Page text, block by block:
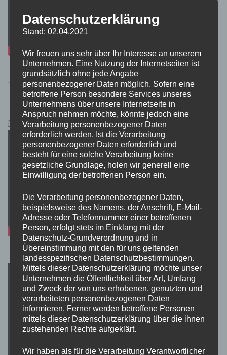
Pokémon Schwert und Schild Kauflink.>LINK<
Datenschutzerklärung
Stand: 02.04.2021
Wir freuen uns sehr über Ihr Interesse an unserem
Unternehmen. Eine Nutzung der Internetseiten ist
grundsätzlich ohne jede Angabe
personenbezogener Daten möglich. Sofern eine
betroffene Person besondere Services unseres
Unternehmens über unsere Internetseite in
Anspruch nehmen möchte, könnte jedoch eine
Verarbeitung personenbezogener Daten
erforderlich werden. Ist die Verarbeitung
personenbezogener Daten erforderlich und
besteht für eine solche Verarbeitung keine
gesetzliche Grundlage, holen wir generell eine
Einwilligung der betroffenen Person ein.
Die Verarbeitung personenbezogener Daten,
beispielsweise des Namens, der Anschrift, E-Mail-
Adresse oder Telefonnummer einer betroffenen
Person, erfolgt stets im Einklang mit der
Datenschutz-Grundverordnung und in
Übereinstimmung mit den für uns geltenden
landesspezifischen Datenschutzbestimmungen.
Mittels dieser Datenschutzerklärung möchte unser
Unternehmen die Öffentlichkeit über Art, Umfang
und Zweck der von uns erhobenen, genutzten und
verarbeiteten personenbezogenen Daten
informieren. Ferner werden betroffene Personen
mittels dieser Datenschutzerklärung über die ihnen
zustehenden Rechte aufgeklärt.
Wir haben als für die Verarbeitung Verantwortlicher